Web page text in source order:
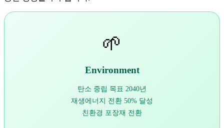
🌱
Environment
탄소 중립 목표 2040년
재생에너지 전환 50% 달성
친환경 포장재 전환